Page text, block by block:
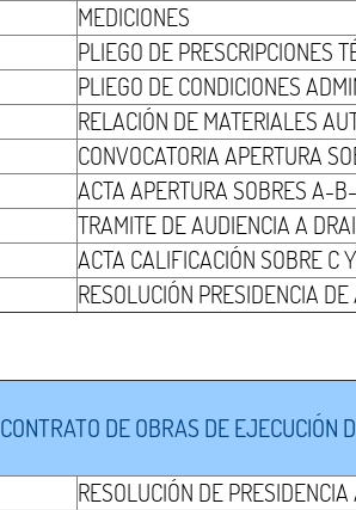
MEDICIONES
PLIEGO DE PRESCRIPCIONES
PLIEGO DE CONDICIONES
RELACIÓN DE MATERIALES
CONVOCATORIA APERTURA
ACTA APERTURA SOBRES A-
TRAMITE DE AUDIENCIA A
ACTA CALIFICACIÓN SOBRE C
RESOLUCIÓN PRESIDENCIA
CONTRATO DE OBRAS DE
RESOLUCIÓN DE